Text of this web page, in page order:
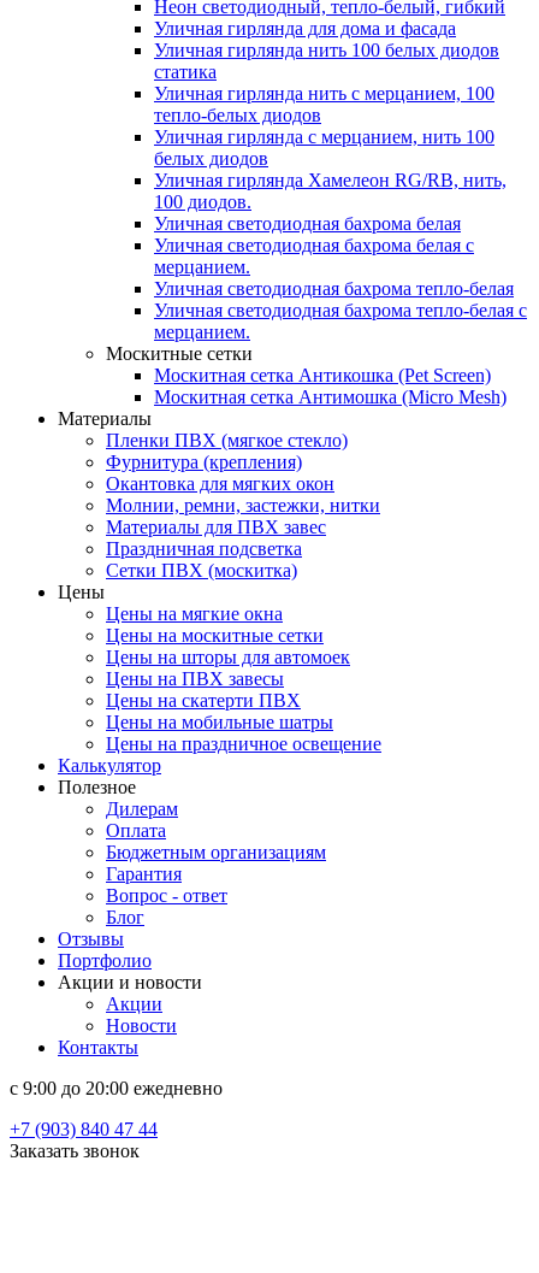
Неон светодиодный, тепло-белый, гибкий
Уличная гирлянда для дома и фасада
Уличная гирлянда нить 100 белых диодов
статика
Уличная гирлянда нить с мерцанием, 100
тепло-белых диодов
Уличная гирлянда с мерцанием, нить 100
белых диодов
Уличная гирлянда Хамелеон RG/RB, нить,
100 диодов.
Уличная светодиодная бахрома белая
Уличная светодиодная бахрома белая с
мерцанием.
Уличная светодиодная бахрома тепло-белая
Уличная светодиодная бахрома тепло-белая с
мерцанием.
Москитные сетки
Москитная сетка Антикошка (Pet Screen)
Москитная сетка Антимошка (Micro Mesh)
Материалы
Пленки ПВХ (мягкое стекло)
Фурнитура (крепления)
Окантовка для мягких окон
Молнии, ремни, застежки, нитки
Материалы для ПВХ завес
Праздничная подсветка
Сетки ПВХ (москитка)
Цены
Цены на мягкие окна
Цены на москитные сетки
Цены на шторы для автомоек
Цены на ПВХ завесы
Цены на скатерти ПВХ
Цены на мобильные шатры
Цены на праздничное освещение
Калькулятор
Полезное
Дилерам
Оплата
Бюджетным организациям
Гарантия
Вопрос - ответ
Блог
Отзывы
Портфолио
Акции и новости
Акции
Новости
Контакты
c 9:00 до 20:00 ежедневно
+7 (903) 840 47 44
Заказать звонок